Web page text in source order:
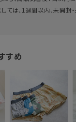
ては、1週間以内、未開封
すめ